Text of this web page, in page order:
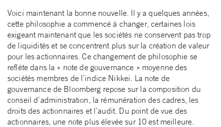
Voici maintenant la bonne nouvelle. Il y a quelques années,
cette philosophie a commencé à changer, certaines lois
exigeant maintenant que les sociétés ne conservent pas trop
de liquidités et se concentrent plus sur la création de valeur
pour les actionnaires. Ce changement de philosophie se
reflète dans la « note de gouvernance » moyenne des
sociétés membres de l’indice Nikkei. La note de
gouvernance de Bloomberg repose sur la composition du
conseil d’administration, la rémunération des cadres, les
droits des actionnaires et l’audit. Du point de vue des
actionnaires, une note plus élevée sur 10 est meilleure.